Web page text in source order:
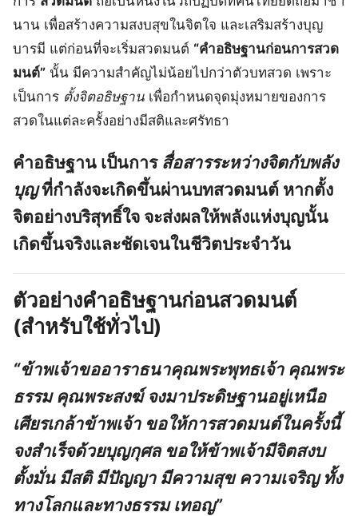
นาน เพื่อสร้างความสงบสุขในจิตใจ และเสริมสร้างบุญ
บารมี แต่ก่อนที่จะเริ่มสวดมนต์ “คำอธิษฐานก่อนการสวด
มนต์” นั้น มีความสำคัญไม่น้อยไปกว่าตัวบทสวด เพราะ
เป็นการ ตั้งจิตอธิษฐาน เพื่อกำหนดจุดมุ่งหมายของการ
สวดในแต่ละครั้งอย่างมีสติและศรัทธา
คำอธิษฐาน เป็นการ สื่อสารระหว่างจิตกับพลัง
บุญที่กำลังจะเกิดขึ้นผ่านบทสวดมนต์ หากตั้ง
จิตอย่างบริสุทธิ์ใจ จะส่งผลให้พลังแห่งบุญนั้น
เกิดขึ้นจริงและชัดเจนในชีวิตประจำวัน
ตัวอย่างคำอธิษฐานก่อนสวดมนต์
(สำหรับใช้ทั่วไป)
“ข้าพเจ้าขออาราธนาคุณพระพุทธเจ้า คุณพระ
ธรรม คุณพระสงฆ์ จงมาประดิษฐานอยู่เหนือ
เศียรเกล้าข้าพเจ้า ขอให้การสวดมนต์ในครั้งนี้
จงสำเร็จด้วยบุญกุศล ขอให้ข้าพเจ้ามีจิตสงบ
ตั้งมั่น มีสติ มีปัญญา มีความสุข ความเจริญ ทั้ง
ทางโลกและทางธรรม เทอญ”